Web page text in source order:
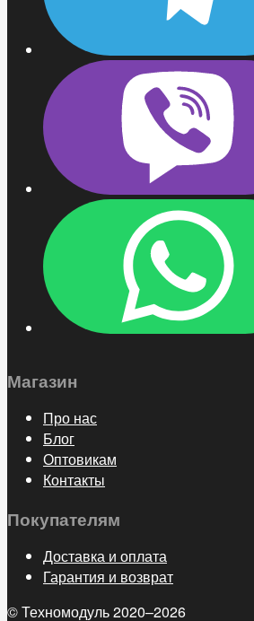
Магазин
Про нас
Блог
Оптовикам
Контакты
Покупателям
Доставка и оплата
Гарантия и возврат
© Техномодуль 2020–2026